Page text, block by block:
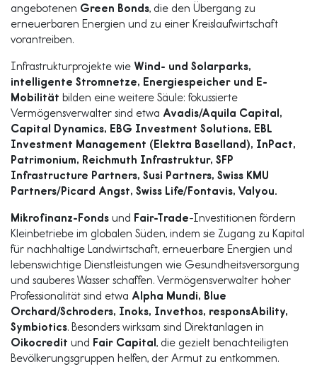
angebotenen Green Bonds, die den Übergang zu
erneuerbaren Energien und zu einer Kreislaufwirtschaft
vorantreiben.
Infrastrukturprojekte wie Wind- und Solarparks,
intelligente Stromnetze, Energiespeicher und E-
Mobilität bilden eine weitere Säule: fokussierte
Vermögensverwalter sind etwa Avadis/Aquila Capital,
Capital Dynamics, EBG Investment Solutions, EBL
Investment Management (Elektra Baselland), InPact,
Patrimonium, Reichmuth Infrastruktur, SFP
Infrastructure Partners, Susi Partners, Swiss KMU
Partners/Picard Angst, Swiss Life/Fontavis, Valyou.
Mikrofinanz-Fonds und Fair-Trade-Investitionen fördern
Kleinbetriebe im globalen Süden, indem sie Zugang zu Kapital
für nachhaltige Landwirtschaft, erneuerbare Energien und
lebenswichtige Dienstleistungen wie Gesundheitsversorgung
und sauberes Wasser schaffen. Vermögensverwalter hoher
Professionalität sind etwa Alpha Mundi, Blue
Orchard/Schroders, Inoks, Invethos, responsAbility,
Symbiotics. Besonders wirksam sind Direktanlagen in
Oikocredit und Fair Capital, die gezielt benachteiligten
Bevölkerungsgruppen helfen, der Armut zu entkommen.